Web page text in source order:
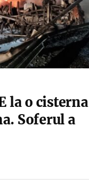
la o cisterna
Soferul a